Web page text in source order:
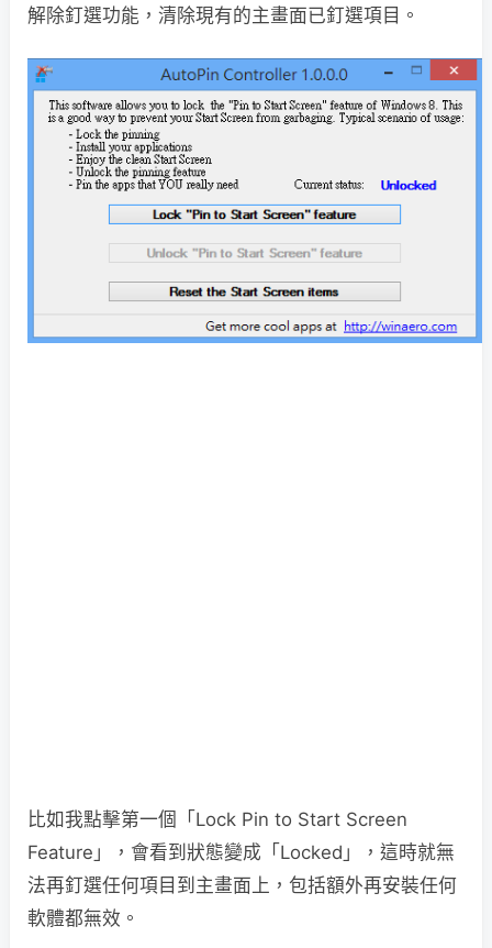
解除釘選功能，清除現有的主畫面已釘選項目。
比如我點擊第一個「Lock Pin to Start Screen
Feature」，會看到狀態變成「Locked」，這時就無
法再釘選任何項目到主畫面上，包括額外再安裝任何
軟體都無效。